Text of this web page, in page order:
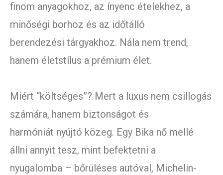
finom anyagokhoz, az ínyenc ételekhez, a
minőségi borhoz és az időtálló
berendezési tárgyakhoz. Nála nem trend,
hanem életstílus a prémium élet.
Miért “költséges”? Mert a luxus nem csillogás
számára, hanem biztonságot és
harmóniát nyújtó közeg. Egy Bika nő mellé
állni annyit tesz, mint befektetni a
nyugalomba – bőrüléses autóval, Michelin-